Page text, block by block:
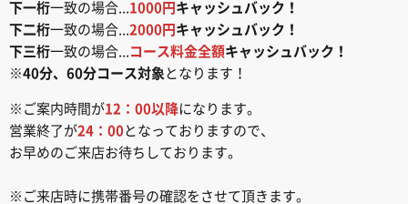
下一桁一致の場合...1000円 キャッシュバック！
下二桁一致の場合...2000円 キャッシュバック！
下三桁一致の場合... コース料金全額キャッシュバック！
※40分、60分コース対象 となります！
※ご案内時間が12：00以降になります。
営業終了が24：00となっておりますので、
お早めのご来店お待ちしております。
※ご来店時に携帯番号の確認をさせて頂きます。